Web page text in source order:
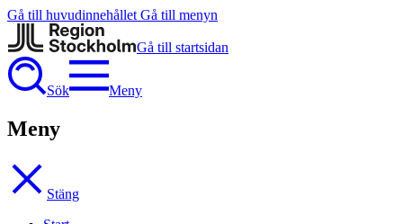
Gå till huvudinnehållet Gå till menyn
Gå till startsidan
Sök Meny
Meny
Stäng